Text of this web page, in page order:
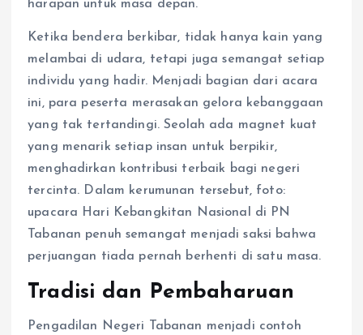
harapan untuk masa depan.
Ketika bendera berkibar, tidak hanya kain yang
melambai di udara, tetapi juga semangat setiap
individu yang hadir. Menjadi bagian dari acara
ini, para peserta merasakan gelora kebanggaan
yang tak tertandingi. Seolah ada magnet kuat
yang menarik setiap insan untuk berpikir,
menghadirkan kontribusi terbaik bagi negeri
tercinta. Dalam kerumunan tersebut, foto:
upacara Hari Kebangkitan Nasional di PN
Tabanan penuh semangat menjadi saksi bahwa
perjuangan tiada pernah berhenti di satu masa.
Tradisi dan Pembaharuan
Pengadilan Negeri Tabanan menjadi contoh